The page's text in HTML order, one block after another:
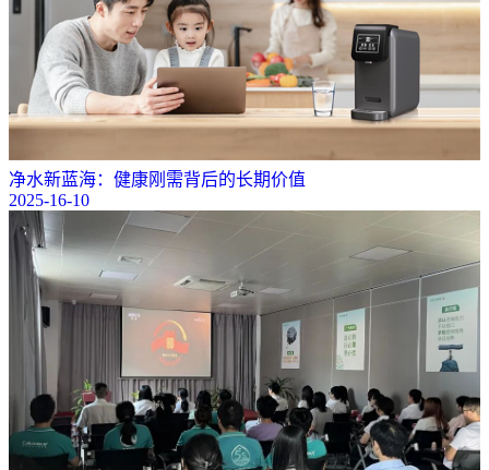
净水新蓝海：健康刚需背后的长期价值
2025-16-10